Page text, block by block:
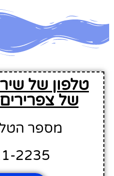
טלפון של
של צפרירים 1 מסעדה
מספר
2235